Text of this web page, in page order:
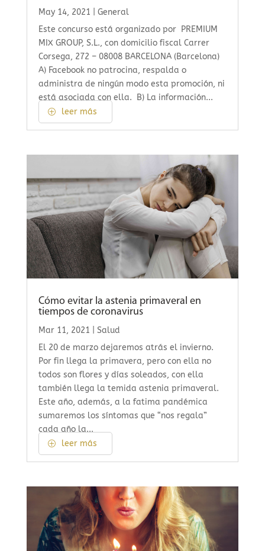
May 14, 2021
General
Este concurso está organizado por PREMIUM
MIX GROUP, S.L., con domicilio fiscal Carrer
Corsega, 272 – 08008 BARCELONA (Barcelona)
A) Facebook no patrocina, respalda o
administra de ningún modo esta promoción, ni
está asociada con ella. B) La información...
leer más
Cómo evitar la astenia primaveral en
tiempos de coronavirus
Mar 11, 2021
Salud
El 20 de marzo dejaremos atrás el invierno.
Por fin llega la primavera, pero con ella no
todos son flores y días soleados, con ella
también llega la temida astenia primaveral.
Este año, además, a la fatima pandémica
sumaremos los síntomas que “nos regala”
cada año la...
leer más